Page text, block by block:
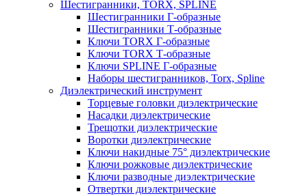
Шестигранники, TORX, SPLINE
Шестигранники Г-образные
Шестигранники Т-образные
Ключи TORX Г-образные
Ключи TORX Т-образные
Ключи SPLINE Г-образные
Наборы шестигранников, Torx, Spline
Диэлектрический инструмент
Торцевые головки диэлектрические
Насадки диэлектрические
Трещотки диэлектрические
Воротки диэлектрические
Ключи накидные 75° диэлектрические
Ключи рожковые диэлектрические
Ключи разводные диэлектрические
Отвертки диэлектрические